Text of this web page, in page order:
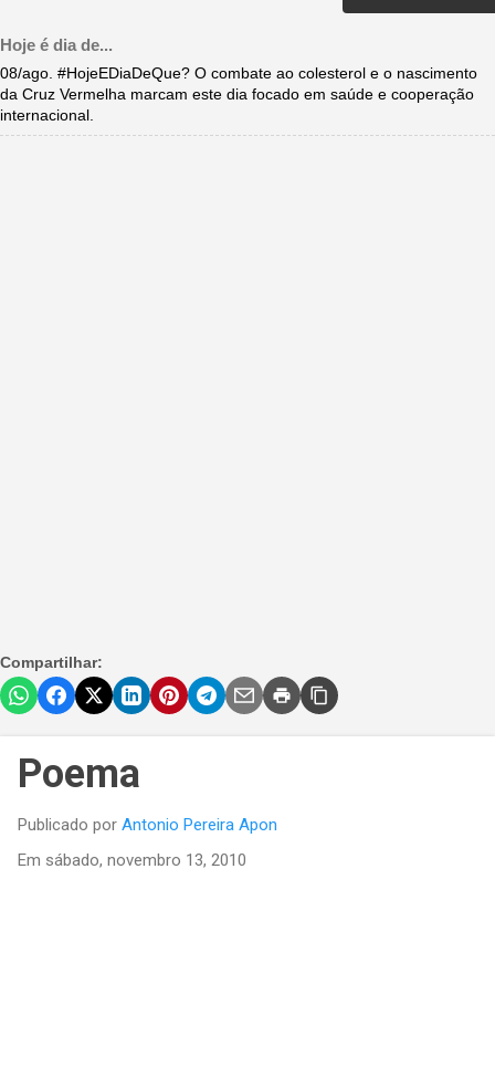
Hoje é dia de...
08/ago. #HojeEDiaDeQue? O combate ao colesterol e o nascimento
da Cruz Vermelha marcam este dia focado em saúde e cooperação
internacional.
Compartilhar:
Poema
Publicado por Antonio Pereira Apon
Em sábado, novembro 13, 2010